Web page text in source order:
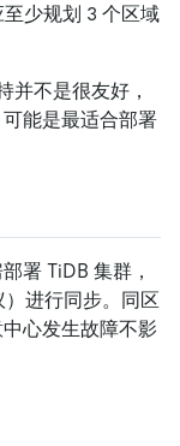
少规划 3 个区域
并不是很友好，
能是最适合部署
署 TiDB 集群，
进行同步。同区
心发生故障不影